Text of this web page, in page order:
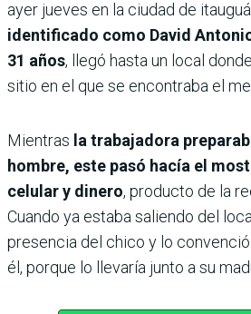
ayer jueves en la ciudad de
identificado como David
31 años, llegó hasta un local
sitio en el que se encontraba el
Mientras la trabajadora
hombre, este pasó hacía el
celular y dinero, producto de la
Cuando ya estaba saliendo del
presencia del chico y lo
él, porque lo llevaría junto a su